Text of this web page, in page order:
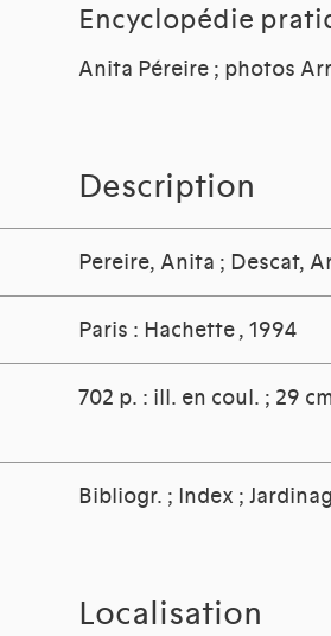
Encyclopédie
Anita Péreire ; photos
Description
Pereire, Anita ; Descat,
Paris : Hachette, 1994
702 p. : ill. en coul. ; 29
Bibliogr. ; Index ;
Localisation